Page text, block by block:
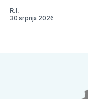
R.I.
30 srpnja 2026